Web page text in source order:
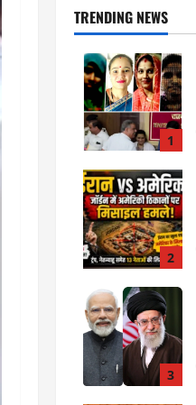
TRENDING NEWS
1
2
3